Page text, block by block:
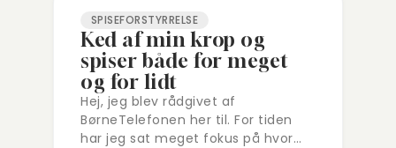
SPISEFORSTYRRELSE
Ked af min krop og
spiser både for meget
og for lidt
Hej, jeg blev rådgivet af
BørneTelefonen her til. For tiden
har jeg sat meget fokus på hvor